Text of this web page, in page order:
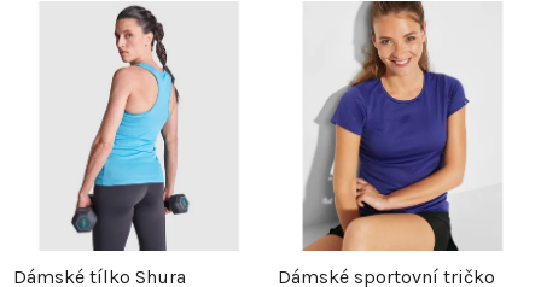
Dámské tílko Shura
Dámské sportovní tričko